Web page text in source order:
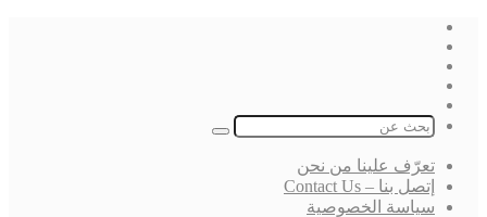
بحث
تعرّف علينا من نحن
إتصل بنا – Contact Us
سياسة الخصوصية